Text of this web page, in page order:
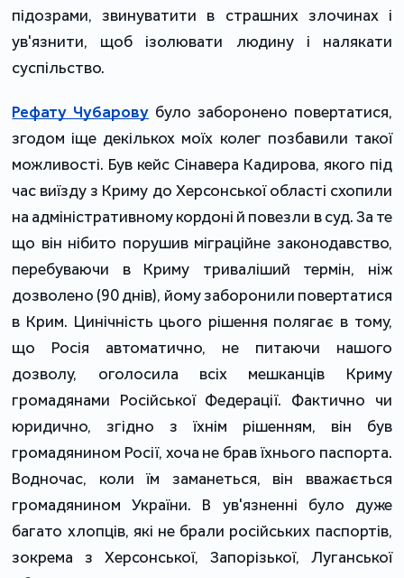
підозрами, звинуватити в страшних злочинах і
ув'язнити, щоб ізолювати людину і налякати
суспільство.
Рефату Чубарову було заборонено повертатися,
згодом іще декількох моїх колег позбавили такої
можливості. Був кейс Сінавера Кадирова, якого під
час виїзду з Криму до Херсонської області схопили
на адміністративному кордоні й повезли в суд. За те
що він нібито порушив міграційне законодавство,
перебуваючи в Криму триваліший термін, ніж
дозволено (90 днів), йому заборонили повертатися
в Крим. Цинічність цього рішення полягає в тому,
що Росія автоматично, не питаючи нашого
дозволу, оголосила всіх мешканців Криму
громадянами Російської Федерації. Фактично чи
юридично, згідно з їхнім рішенням, він був
громадянином Росії, хоча не брав їхнього паспорта.
Водночас, коли їм заманеться, він вважається
громадянином України. В ув'язненні було дуже
багато хлопців, які не брали російських паспортів,
зокрема з Херсонської, Запорізької, Луганської